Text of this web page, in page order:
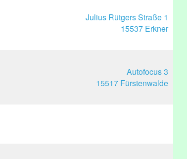
Julius Rütgers Straße 1
15537 Erkner
Autofocus 3
15517 Fürstenwalde